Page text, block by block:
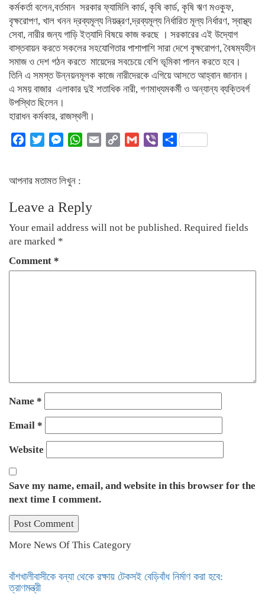
কর্মকর্তা বলেন,বর্তমান সরকার ফ্যামিলি কার্ড, কৃষি কার্ড, কৃষি ঋণ মওকুফ,
বৃক্ষরোপণ, খাল খনন দ্রব্যমূল্য নিয়ন্ত্রণ,দ্রব্যমূল্য নির্ধারিত মূল্য নির্ধারণ, স্বাস্থ্য
সেবা, নারীর জন্য গাড়ি ইত্যাদি বিষয়ে কাজ করছে । সরকারের এই উদ্যোগ
বাস্তবায়ন করতে সকলের সহযোগিতার পাশাপাশি সারা দেশে বৃক্ষরোপণ, বৈষম্যহীন
সমাজ ও দেশ গঠন করতে মায়েদের সবচেয়ে বেশি ভূমিকা পালন করতে হবে।
তিনি এ সমস্ত উন্নয়নমূলক কাজে নারীদেরকে এগিয়ে আসতে আহ্বান জানান।
এ সময় বাজার এলাকার দুই শতাধিক নারী, গণমাধ্যমকর্মী ও অন্যান্য ব্যক্তিবর্গ
উপস্থিত ছিলেন।
হারাধন কর্মকার, রাজস্থলী।
Facebook
TwitterMessengerWhatsApp
Email
Copy
Gmail ViberShare
আপনার মতামত লিখুন :
Leave a Reply
Your email address will not be published. Required fields
are marked *
Comment *
Name *
Email *
Website
Save my name, email, and website in this browser for the
next time I comment.
More News Of This Category
বাঁশখালীবাসীকে বন্যা থেকে রক্ষায় টেকসই বেড়িবাঁধ নির্মাণ করা হবে:
ত্রাণমন্ত্রী